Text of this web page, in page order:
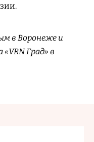
в Воронеже и
Град» в